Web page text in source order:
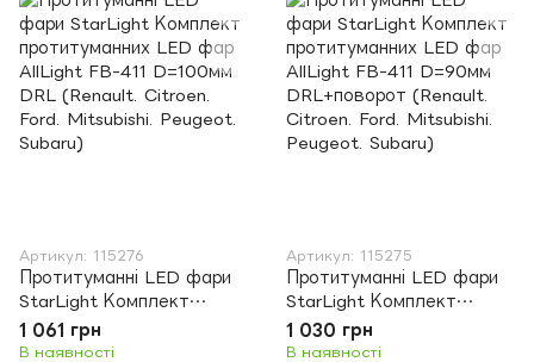
Артикул: 115276
Протитуманні LED фари
StarLight Комплект
протитуманних LED фар
AllLight FB-411 D=100мм
1 061 грн
В наявності
Артикул: 115275
Протитуманні LED фари
StarLight Комплект
протитуманних LED фар
AllLight FB-411 D=90мм
1 030 грн
В наявності